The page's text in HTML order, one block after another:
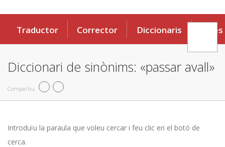
Traductor Corrector Diccionaris Eines
Diccionari de sinònims: «passar avall»
Compartiu
Introduïu la paraula que voleu cercar i feu clic en el botó de
cerca.